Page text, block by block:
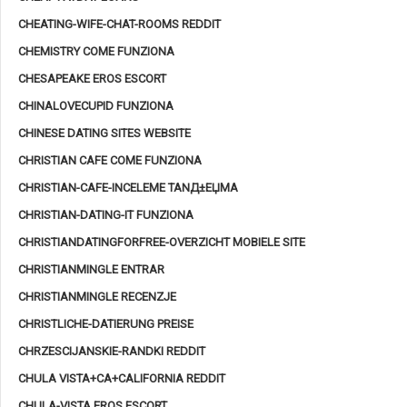
CHEATING-WIFE-CHAT-ROOMS REDDIT
CHEMISTRY COME FUNZIONA
CHESAPEAKE EROS ESCORT
CHINALOVECUPID FUNZIONA
CHINESE DATING SITES WEBSITE
CHRISTIAN CAFE COME FUNZIONA
CHRISTIAN-CAFE-INCELEME TANД±ЕЏMA
CHRISTIAN-DATING-IT FUNZIONA
CHRISTIANDATINGFORFREE-OVERZICHT MOBIELE SITE
CHRISTIANMINGLE ENTRAR
CHRISTIANMINGLE RECENZJE
CHRISTLICHE-DATIERUNG PREISE
CHRZESCIJANSKIE-RANDKI REDDIT
CHULA VISTA+CA+CALIFORNIA REDDIT